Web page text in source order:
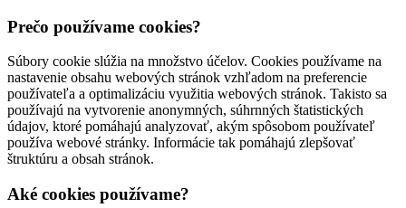
Prečo používame cookies?
Súbory cookie slúžia na množstvo účelov. Cookies používame na
nastavenie obsahu webových stránok vzhľadom na preferencie
používateľa a optimalizáciu využitia webových stránok. Takisto sa
používajú na vytvorenie anonymných, súhrnných štatistických
údajov, ktoré pomáhajú analyzovať, akým spôsobom používateľ
používa webové stránky. Informácie tak pomáhajú zlepšovať
štruktúru a obsah stránok.
Aké cookies používame?